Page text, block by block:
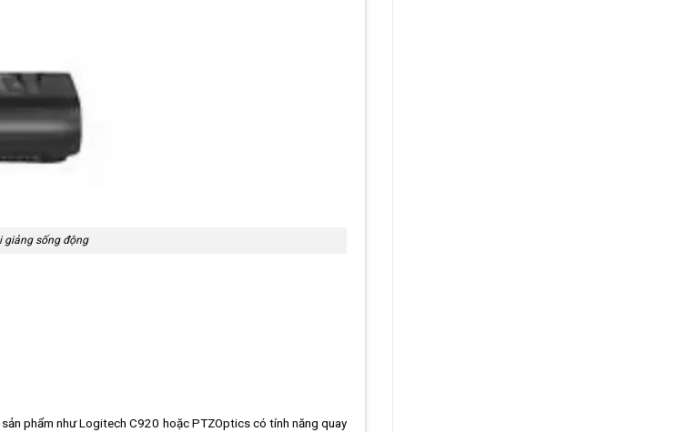
giảng sống động
phẩm như Logitech C920 hoặc PTZOptics có tính năng quay